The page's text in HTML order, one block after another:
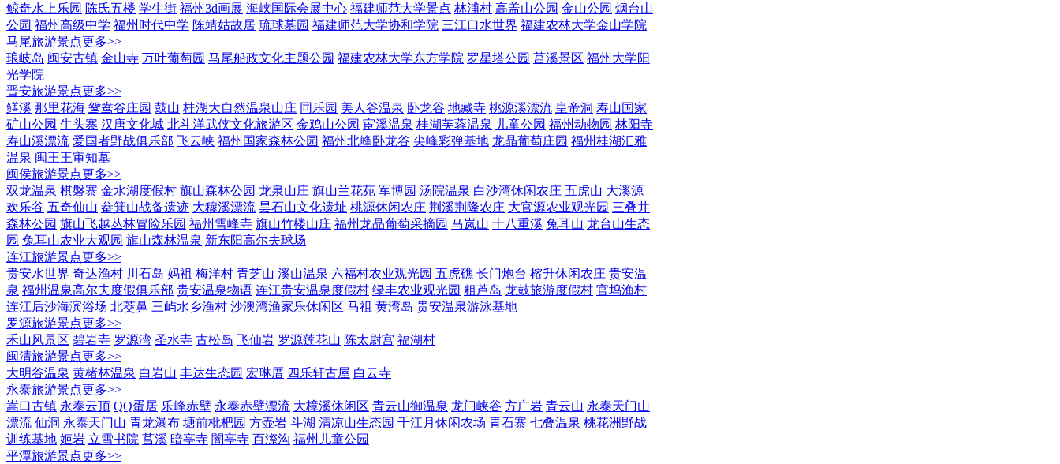
鲸奇水上乐园 陈氏五楼 学生街 福州3d画展 海峡国际会展中心 福建师范大学景点 林浦村 高盖山公园 金山公园 烟台山
公园 福州高级中学 福州时代中学 陈靖姑故居 琉球墓园 福建师范大学协和学院 三江口水世界 福建农林大学金山学院
马尾旅游景点更多>>
琅岐岛 闽安古镇 金山寺 万叶葡萄园 马尾船政文化主题公园 福建农林大学东方学院 罗星塔公园 莒溪景区 福州大学阳
光学院
晋安旅游景点更多>>
鳝溪 那里花海 鸳鸯谷庄园 鼓山 桂湖大自然温泉山庄 同乐园 美人谷温泉 卧龙谷 地藏寺 桃源溪漂流 皇帝洞 寿山国家
矿山公园 牛头寨 汉唐文化城 北斗洋武侠文化旅游区 金鸡山公园 宦溪温泉 桂湖芙蓉温泉 儿童公园 福州动物园 林阳寺
寿山溪漂流 爱国者野战俱乐部 飞云峡 福州国家森林公园 福州北峰卧龙谷 尖峰彩弹基地 龙晶葡萄庄园 福州桂湖汇雅
温泉 闽王王审知墓
闽侯旅游景点更多>>
双龙温泉 棋磐寨 金水湖度假村 旗山森林公园 龙泉山庄 旗山兰花苑 军博园 汤院温泉 白沙湾休闲农庄 五虎山 大溪源
欢乐谷 五奇仙山 畚箕山战备遗迹 大穆溪漂流 昙石山文化遗址 桃源休闲农庄 荆溪荆隆农庄 大官源农业观光园 三叠井
森林公园 旗山飞越丛林冒险乐园 福州雪峰寺 旗山竹楼山庄 福州龙晶葡萄采摘园 马岚山 十八重溪 兔耳山 龙台山生态
园 兔耳山农业大观园 旗山森林温泉 新东阳高尔夫球场
连江旅游景点更多>>
贵安水世界 奇达渔村 川石岛 妈祖 梅洋村 青芝山 溪山温泉 六福村农业观光园 五虎礁 长门炮台 榕升休闲农庄 贵安温
泉 福州温泉高尔夫度假俱乐部 贵安温泉物语 连江贵安温泉度假村 绿丰农业观光园 粗芦岛 龙鼓旅游度假村 官坞渔村
连江后沙海滨浴场 北茭鼻 三屿水乡渔村 沙澳湾渔家乐休闲区 马祖 黄湾岛 贵安温泉游泳基地
罗源旅游景点更多>>
禾山风景区 碧岩寺 罗源湾 圣水寺 古松岛 飞仙岩 罗源莲花山 陈太尉宫 福湖村
闽清旅游景点更多>>
大明谷温泉 黄楮林温泉 白岩山 丰达生态园 宏琳厝 四乐轩古屋 白云寺
永泰旅游景点更多>>
嵩口古镇 永泰云顶 QQ蛋居 乐峰赤壁 永泰赤壁漂流 大樟溪休闲区 青云山御温泉 龙门峡谷 方广岩 青云山 永泰天门山
漂流 仙洞 永泰天门山 青龙瀑布 塘前枇杷园 方壶岩 斗湖 清凉山生态园 千江月休闲农场 青石寨 七叠温泉 桃花洲野战
训练基地 姬岩 立雪书院 莒溪 暗亭寺 闇亭寺 百漈沟 福州儿童公园
平潭旅游景点更多>>